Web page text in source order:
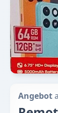
Angebot